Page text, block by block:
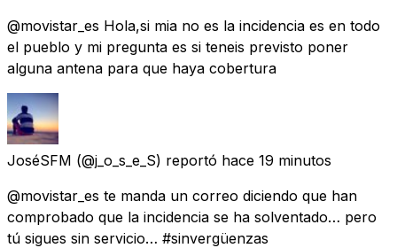
@movistar_es Hola,si mia no es la incidencia es en todo
el pueblo y mi pregunta es si teneis previsto poner
alguna antena para que haya cobertura
JoséSFM (@j_o_s_e_S) reportó hace 19 minutos
@movistar_es te manda un correo diciendo que han
comprobado que la incidencia se ha solventado… pero
tú sigues sin servicio… #sinvergüenzas